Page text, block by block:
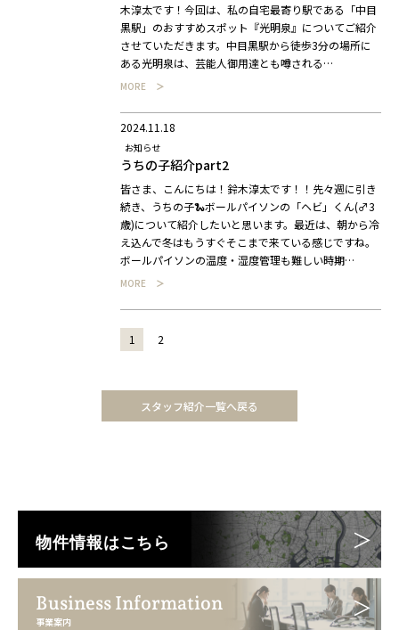
木淳太です！今回は、私の自宅最寄り駅である「中目
黒駅」のおすすめスポット『光明泉』についてご紹介
させていただきます。中目黒駅から徒歩3分の場所に
ある光明泉は、芸能人御用達とも噂される…
MORE
うちの子紹介part2
2024.11.18
お知らせ
皆さま、こんにちは！鈴木淳太です！！先々週に引き
続き、うちの子🐍ボールパイソンの「ヘビ」くん(♂3
歳)について紹介したいと思います。最近は、朝から冷
え込んで冬はもうすぐそこまで来ている感じですね。
ボールパイソンの温度・湿度管理も難しい時期…
MORE
1 2
スタッフ紹介一覧へ戻る
物件情報はこちら
Business Information
事業案内